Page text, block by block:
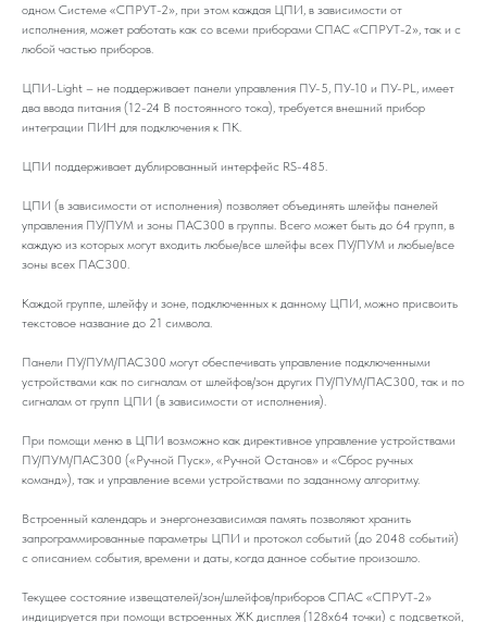
одном Системе «СПРУТ-2», при этом каждая ЦПИ, в зависимости от
исполнения, может работать как со всеми приборами СПАС «СПРУТ-2», так и с
любой частью приборов.
ЦПИ-Light – не поддерживает панели управления ПУ-5, ПУ-10 и ПУ-PL, имеет
два ввода питания (12-24 В постоянного тока), требуется внешний прибор
интеграции ПИН для подключения к ПК.
ЦПИ поддерживает дублированный интерфейс RS-485.
ЦПИ (в зависимости от исполнения) позволяет объединять шлейфы панелей
управления ПУ/ПУМ и зоны ПАС300 в группы. Всего может быть до 64 групп, в
каждую из которых могут входить любые/все шлейфы всех ПУ/ПУМ и любые/все
зоны всех ПАС300.
Каждой группе, шлейфу и зоне, подключенных к данному ЦПИ, можно присвоить
текстовое название до 21 символа.
Панели ПУ/ПУМ/ПАС300 могут обеспечивать управление подключенными
устройствами как по сигналам от шлейфов/зон других ПУ/ПУМ/ПАС300, так и по
сигналам от групп ЦПИ (в зависимости от исполнения).
При помощи меню в ЦПИ возможно как директивное управление устройствами
ПУ/ПУМ/ПАС300 («Ручной Пуск», «Ручной Останов» и «Сброс ручных
команд»), так и управление всеми устройствами по заданному алгоритму.
Встроенный календарь и энергонезависимая память позволяют хранить
запрограммированные параметры ЦПИ и протокол событий (до 2048 событий)
с описанием события, времени и даты, когда данное событие произошло.
Текущее состояние извещателей/зон/шлейфов/приборов СПАС «СПРУТ-2»
индицируется при помощи встроенных ЖК дисплея (128х64 точки) с подсветкой,